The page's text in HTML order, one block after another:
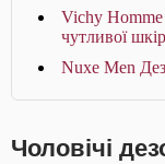
Vichy
чутливої
Nuxe Men
Чоловічі